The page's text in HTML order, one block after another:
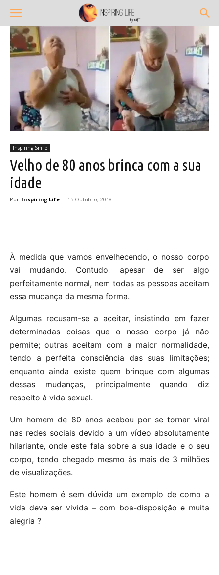
Inspiring Smile
Velho de 80 anos brinca com a sua
idade
Por Inspiring Life - 15 Outubro, 2018
À medida que vamos envelhecendo, o nosso corpo
vai mudando. Contudo, apesar de ser algo
perfeitamente normal, nem todas as pessoas aceitam
essa mudança da mesma forma.
Algumas recusam-se a aceitar, insistindo em fazer
determinadas coisas que o nosso corpo já não
permite; outras aceitam com a maior normalidade,
tendo a perfeita consciência das suas limitações;
enquanto ainda existe quem brinque com algumas
dessas mudanças, principalmente quando diz
respeito à vida sexual.
Um homem de 80 anos acabou por se tornar viral
nas redes sociais devido a um vídeo absolutamente
hilariante, onde este fala sobre a sua idade e o seu
corpo, tendo chegado mesmo às mais de 3 milhões
de visualizações.
Este homem é sem dúvida um exemplo de como a
vida deve ser vivida – com boa-disposição e muita
alegria ?